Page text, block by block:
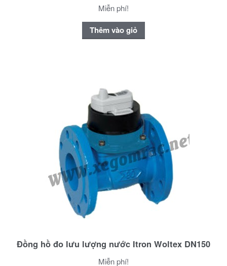
Miễn phí!
Thêm vào giỏ
Đồng hồ đo lưu lượng nước Itron Woltex DN150
Miễn phí!